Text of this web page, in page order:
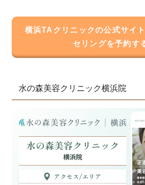
横浜TAクリニックの公式サイ
セリングを予約す
水の森美容クリニック横浜院